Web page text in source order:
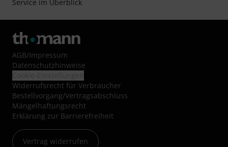
Service im Überblick
AGB/Impressum
Datenschutzhinweise
Widerrufsrecht für Verbraucher
Bestellvorgang/Vertragsabschluss
Mängelhaftungsrecht
Erklärung zur Barrierefreiheit
Vertrag widerrufen